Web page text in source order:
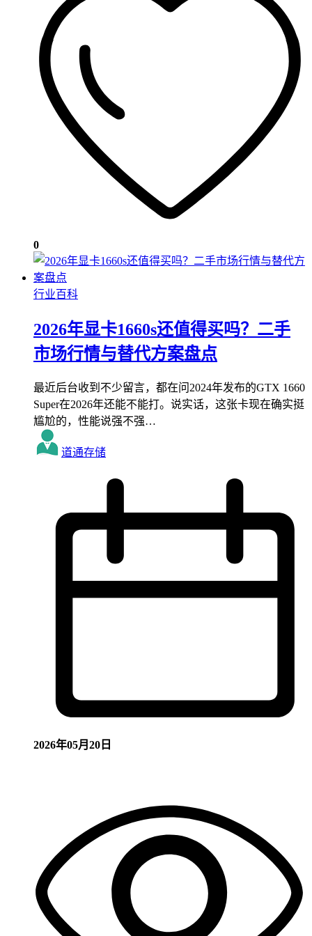
0
行业百科
2026年显卡1660s还值得买吗？二手
市场行情与替代方案盘点
最近后台收到不少留言，都在问2024年发布的GTX 1660
Super在2026年还能不能打。说实话，这张卡现在确实挺
尴尬的，性能说强不强…
道通存储
2026年05月20日